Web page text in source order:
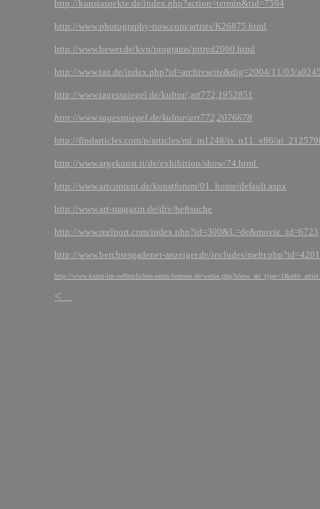
http://kunstaspekte.de/index.php?action=termin&tid=7594
http://www.photography-now.com/artists/K26875.html
http://www.bewer.de/kvn/programs/pttred2000.html
http://www.taz.de/index.php?id=archivseite&dig=2004/11/03/
http://www.tagesspiegel.de/kultur/;art772,1952851
http://www.tagesspiegel.de/kultur/art772,2076678
http://findarticles.com/p/articles/mi_m1248/is_n11_v86/
http://www.argekunst.it/de/exhibition/show/74.html
http://www.artcontent.de/kunstforum/01_home/default.aspx
http://www.art-magazin.de/div/heftsuche
http://www.reelport.com/index.php?id=300&L=de&movie_id=6723
http://www.berchtesgadener-anzeiger.de/includes/mehr.php?id=4201
http://www.kunst-im-oeffentlichen-raum-bremen.de/
<